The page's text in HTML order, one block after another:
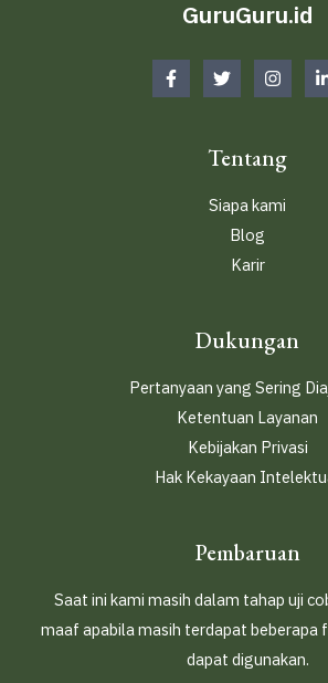
GuruGuru.id
Tentang
Siapa kami
Blog
Karir
Dukungan
Pertanyaan yang Sering
Ketentuan Layanan
Kebijakan Privasi
Hak Kekayaan
Pembaruan
Saat ini kami masih dalam tahap uji
maaf apabila masih terdapat beberapa
dapat digunakan.